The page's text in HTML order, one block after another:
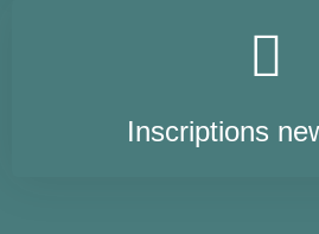
Inscriptions